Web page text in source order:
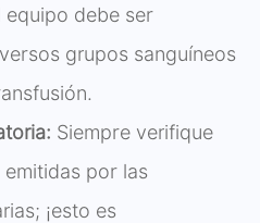
equipo debe ser
grupos sanguíneos
Siempre verifique
por las
¡esto es